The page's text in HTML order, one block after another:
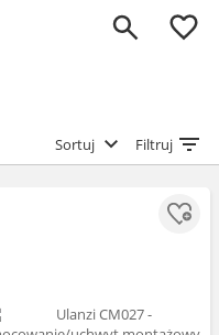
0
Sortuj Filtruj